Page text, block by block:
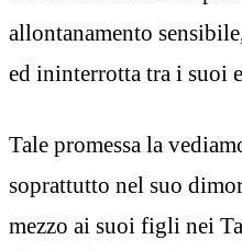
allontanamento
ed ininterrotta tra i suoi
Tale promessa la
soprattutto nel suo
mezzo ai suoi figli nei